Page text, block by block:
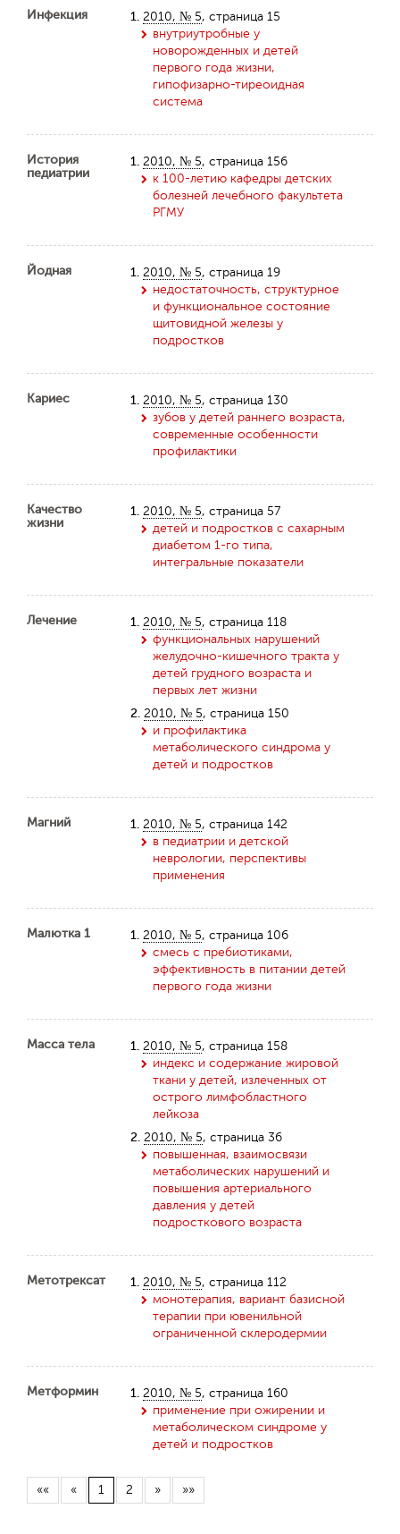
Инфекция 1. 2010, № 5, страница 15
внутриутробные у
новорожденных и детей
первого года жизни,
гипофизарно-тиреоидная
система
История
педиатрии
1. 2010, № 5, страница 156
к 100-летию кафедры детских
болезней лечебного факультета
РГМУ
Йодная 1. 2010, № 5, страница 19
недостаточность, структурное
и функциональное состояние
щитовидной железы у
подростков
Кариес 1. 2010, № 5, страница 130
зубов у детей раннего возраста,
современные особенности
профилактики
Качество
жизни
1. 2010, № 5, страница 57
детей и подростков с сахарным
диабетом 1-го типа,
интегральные показатели
Лечение 1. 2010, № 5, страница 118
функциональных нарушений
желудочно-кишечного тракта у
детей грудного возраста и
первых лет жизни
2. 2010, № 5, страница 150
и профилактика
метаболического синдрома у
детей и подростков
Магний 1. 2010, № 5, страница 142
в педиатрии и детской
неврологии, перспективы
применения
Малютка 1 1. 2010, № 5, страница 106
смесь с пребиотиками,
эффективность в питании детей
первого года жизни
Масса тела 1. 2010, № 5, страница 158
индекс и содержание жировой
ткани у детей, излеченных от
острого лимфобластного
лейкоза
2. 2010, № 5, страница 36
повышенная, взаимосвязи
метаболических нарушений и
повышения артериального
давления у детей
подросткового возраста
Метотрексат 1. 2010, № 5, страница 112
монотерапия, вариант базисной
терапии при ювенильной
ограниченной склеродермии
Метформин 1. 2010, № 5, страница 160
применение при ожирении и
метаболическом синдроме у
детей и подростков
«« « 1 2 » »»